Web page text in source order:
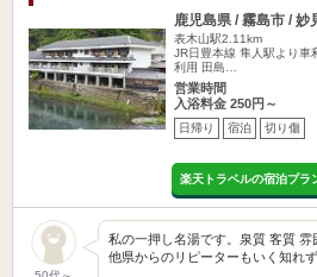
鹿児島県 / 霧島市 / 妙
表木山駅2.11km
JR日豊本線 隼人駅より車
利用 田島…
営業時間
入浴料金 250円～
日帰り 宿泊 切り傷
楽天トラベルの宿泊プラ
私の一押し名湯です。泉質 客質 雰
他県からのリピーターもいく知れ